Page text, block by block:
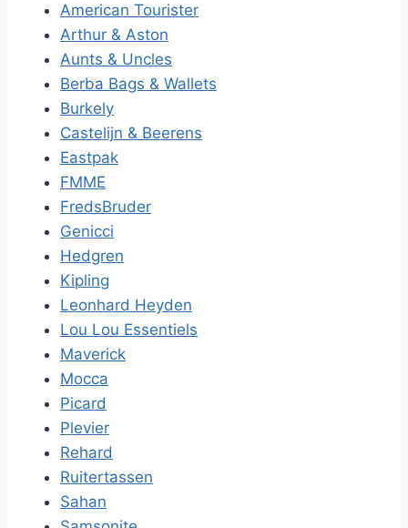
American Tourister
Arthur & Aston
Aunts & Uncles
Berba Bags & Wallets
Burkely
Castelijn & Beerens
Eastpak
FMME
FredsBruder
Genicci
Hedgren
Kipling
Leonhard Heyden
Lou Lou Essentiels
Maverick
Mocca
Picard
Plevier
Rehard
Ruitertassen
Sahan